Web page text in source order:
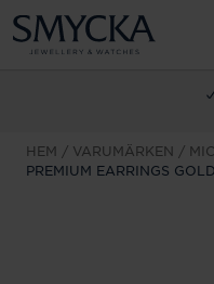
HEM VARUMÄRKEN
PREMIUM EARRINGS GOLD